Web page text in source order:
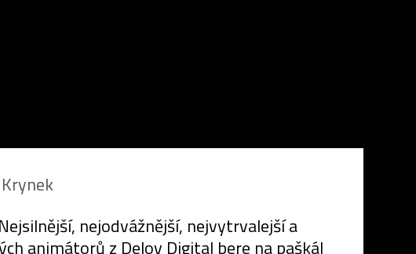
nejodvážnější, nejvytrvalejší a
animátorů z Delov Digital bere na paškál